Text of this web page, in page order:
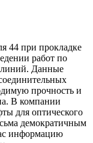
44 при прокладке
работ по
линий. Данные
прочность и
В компании
для оптического
демократичным
информацию